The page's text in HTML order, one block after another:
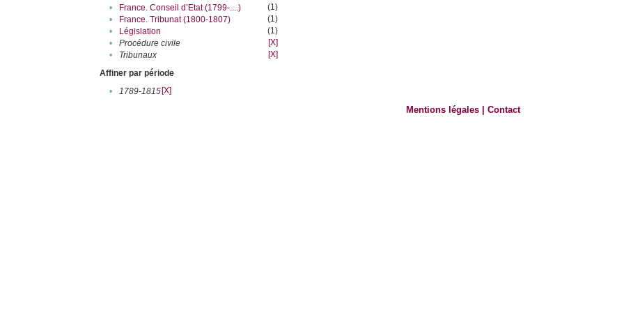
•
France. Conseil d’Etat (1799-....)
(1)
•
France. Tribunat (1800-1807)
(1)
•
Législation
(1)
•
Procédure civile
[X]
•
Tribunaux
[X]
Affiner par période
•
1789-1815[X]
Mentions légales |Contact